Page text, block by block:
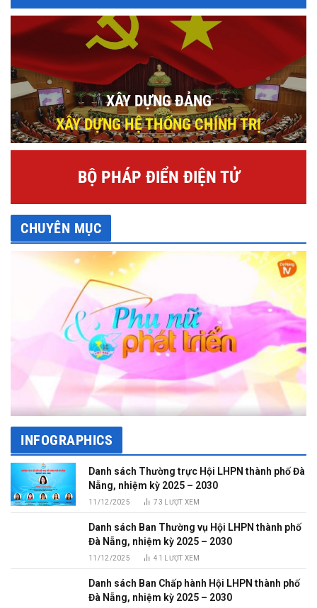
XÂY DỰNG ĐẢNG
XÂY DỰNG HỆ THỐNG CHÍNH TRỊ
BỘ PHÁP ĐIỂN ĐIỆN TỬ
CHUYÊN MỤC
INFOGRAPHICS
Danh sách Thường trực Hội LHPN thành phố Đà
Nẵng, nhiệm kỳ 2025 – 2030
11/12/2025 73 LƯỢT XEM
Danh sách Ban Thường vụ Hội LHPN thành phố
Đà Nẵng, nhiệm kỳ 2025 – 2030
11/12/2025 41 LƯỢT XEM
Danh sách Ban Chấp hành Hội LHPN thành phố
Đà Nẵng, nhiệm kỳ 2025 – 2030